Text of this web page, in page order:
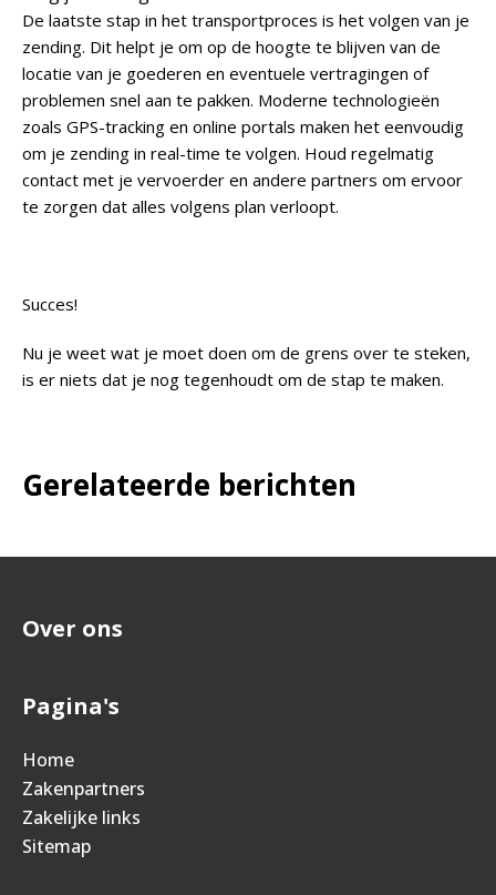
De laatste stap in het transportproces is het volgen van je
zending. Dit helpt je om op de hoogte te blijven van de
locatie van je goederen en eventuele vertragingen of
problemen snel aan te pakken. Moderne technologieën
zoals GPS-tracking en online portals maken het eenvoudig
om je zending in real-time te volgen. Houd regelmatig
contact met je vervoerder en andere partners om ervoor
te zorgen dat alles volgens plan verloopt.
Succes!
Nu je weet wat je moet doen om de grens over te steken,
is er niets dat je nog tegenhoudt om de stap te maken.
Gerelateerde berichten
Over ons
Pagina's
Home
Zakenpartners
Zakelijke links
Sitemap